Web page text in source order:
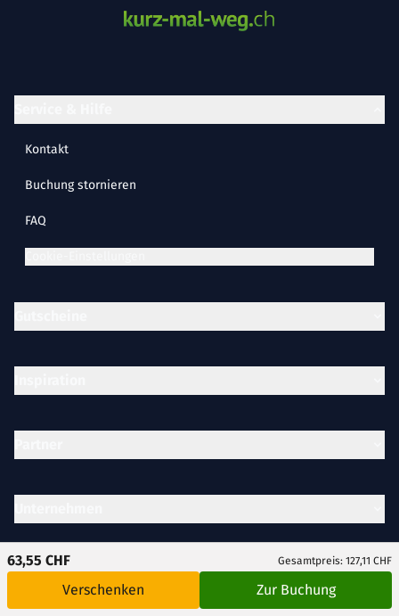
63,55 CHF Gesamtpreis: 127,11 CHF
Verschenken Zur Buchung
Kontakt
Buchung stornieren
FAQ
Rechtliches